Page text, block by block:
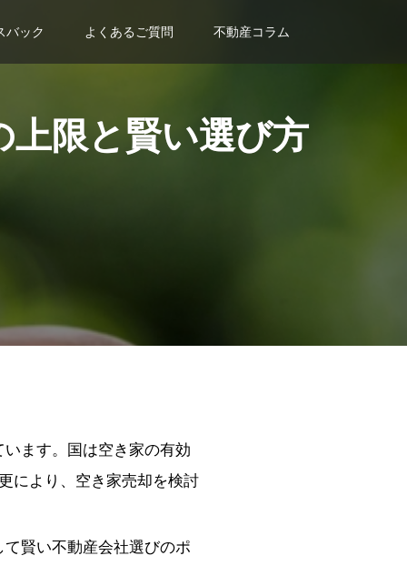
バック よくあるご質問 不動産コラム
限と賢い選び方
ます。国は空き家の有効
により、空き家売却を検討
賢い不動産会社選びのポ